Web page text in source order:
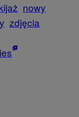
nowy
zdjęcia